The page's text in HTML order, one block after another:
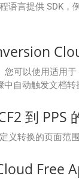
语言提供 SDK
可以使用适用
自动触发文档转
到 PPS
义转换的页面范
Free